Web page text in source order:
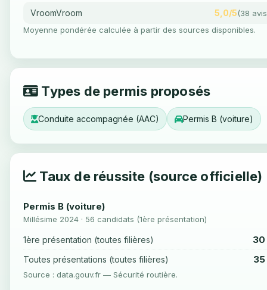
VroomVroom 5,0/5(38
Moyenne pondérée calculée à partir des sources disponibles.
Types de permis proposés
Conduite accompagnée (AAC) Permis B (voiture)
Taux de réussite (source officielle)
Permis B (voiture)
Millésime 2024 · 56 candidats (1ère présentation)
1ère présentation (toutes filières) 30
Toutes présentations (toutes filières) 35
Source : data.gouv.fr — Sécurité routière.